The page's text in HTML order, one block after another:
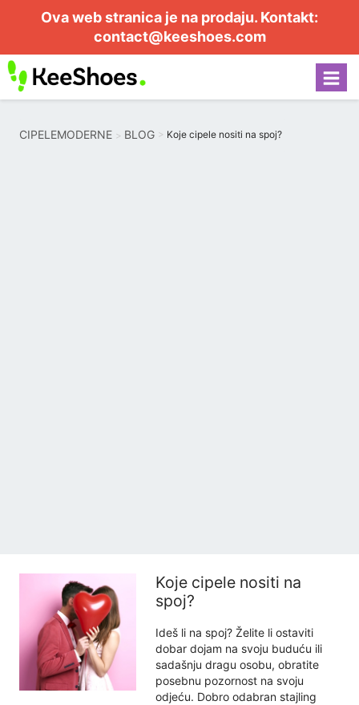
Ova web stranica je na prodaju. Kontakt:
contact@keeshoes.com
CIPELEMODERNE BLOG Koje cipele nositi na spoj?
Koje cipele nositi na
spoj?
Ideš li na spoj? Želite li ostaviti
dobar dojam na svoju buduću ili
sadašnju dragu osobu, obratite
posebnu pozornost na svoju
odjeću. Dobro odabran stajling